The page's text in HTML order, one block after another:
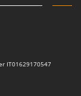
IT01629170547